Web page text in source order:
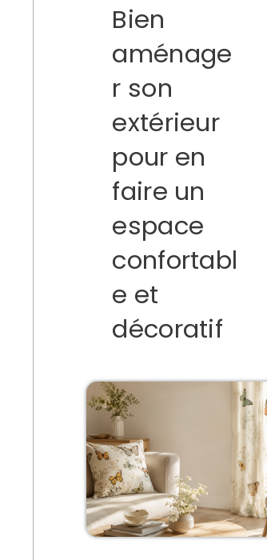
Bien
aménage
r son
extérieur
pour en
faire un
espace
confortabl
e et
décoratif